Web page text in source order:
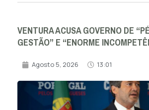
VENTURA ACUSA GOVERNO DE
GESTÃO” E “ENORME
Agosto 5, 2026 13:01